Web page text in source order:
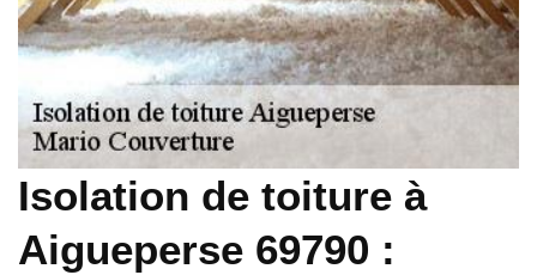
Isolation de toiture à
Aigueperse 69790 :